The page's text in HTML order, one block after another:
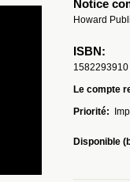
Notice
Howard
ISBN:
1582293910
Le compte
Priorité:
Disponible